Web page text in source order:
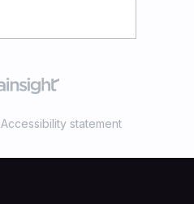
Accessibility statement